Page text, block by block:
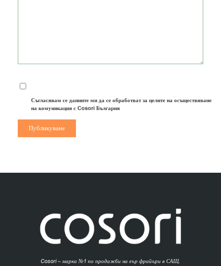
Съгласявам се данните ми да се обработват за целите на осъществяване
на комуникация с Cosori България
Cosori – марка №1 по продажби на еър фрайъри в САЩ.